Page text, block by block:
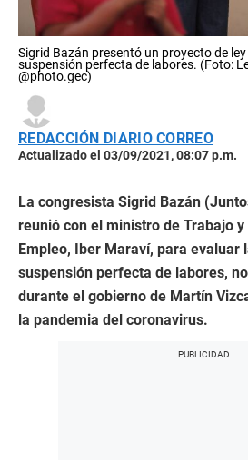
Sigrid Bazán presentó un proyecto de
suspensión perfecta de labores. (Foto:
@photo.gec)
REDACCIÓN DIARIO CORREO
Actualizado el 03/09/2021, 08:07 p.m.
La congresista Sigrid Bazán
reunió con el ministro de Trabajo y
Empleo, Iber Maraví, para evaluar
suspensión perfecta de labores,
durante el gobierno de Martín
la pandemia del coronavirus.